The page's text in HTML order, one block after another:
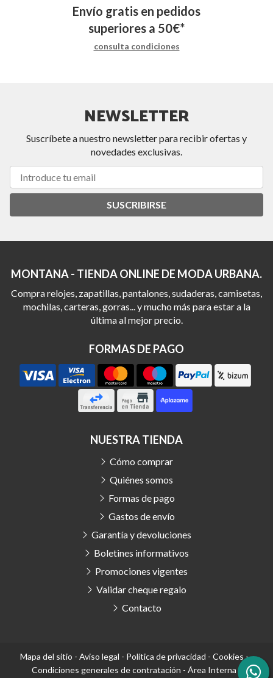
Envío gratis en pedidos
superiores a 50€*
consulta condiciones
NEWSLETTER
Suscríbete a nuestro newsletter para recibir ofertas y
novedades exclusivas.
SUSCRIBIRSE
MONTANA - TIENDA ONLINE DE MODA URBANA.
Compra relojes, zapatillas, pantalones, sudaderas, camisetas,
mochilas, carteras, gorras... y mucho más para estar a la
última al mejor precio.
FORMAS DE PAGO
NUESTRA TIENDA
Cómo comprar
Quiénes somos
Formas de pago
Gastos de envío
Garantía y devoluciones
Boletines informativos
Promociones vigentes
Validar cheque regalo
Contacto
Mapa del sitio - Aviso legal - Política de privacidad - Cookies-
Condiciones generales de contratación - Área Interna